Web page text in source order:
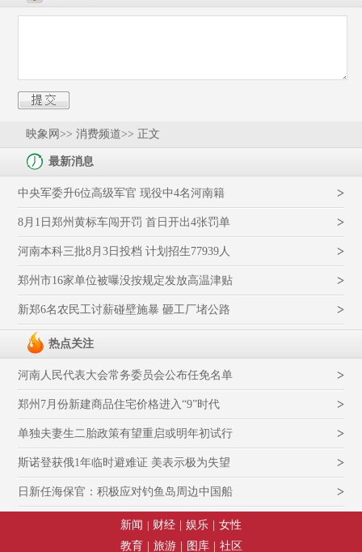
映象网>> 消费频道>> 正文
最新消息
中央军委升6位高级军官 现役中4名河南籍 >
8月1日郑州黄标车闯开罚 首日开出4张罚单 >
河南本科三批8月3日投档 计划招生77939人 >
郑州市16家单位被曝没按规定发放高温津贴 >
新郑6名农民工讨薪碰壁施暴 砸工厂堵公路 >
热点关注
河南人民代表大会常务委员会公布任免名单 >
郑州7月份新建商品住宅价格进入“9”时代 >
单独夫妻生二胎政策有望重启或明年初试行 >
斯诺登获俄1年临时避难证 美表示极为失望 >
日新任海保官：积极应对钓鱼岛周边中国船 >
新闻 财经 娱乐
女性
教育
旅游 图库 社区